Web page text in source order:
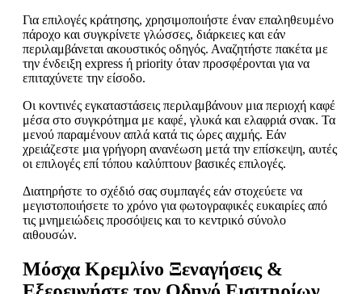
Για επιλογές κράτησης, χρησιμοποιήστε έναν επαληθευμένο
πάροχο και συγκρίνετε γλώσσες, διάρκειες και εάν
περιλαμβάνεται ακουστικός οδηγός. Αναζητήστε πακέτα με
την ένδειξη express ή priority όταν προσφέρονται για να
επιταχύνετε την είσοδο.
Οι κοντινές εγκαταστάσεις περιλαμβάνουν μια περιοχή καφέ
μέσα στο συγκρότημα με καφέ, γλυκά και ελαφριά σνακ. Τα
μενού παραμένουν απλά κατά τις ώρες αιχμής. Εάν
χρειάζεστε μια γρήγορη ανανέωση μετά την επίσκεψη, αυτές
οι επιλογές επί τόπου καλύπτουν βασικές επιλογές.
Διατηρήστε το σχέδιό σας συμπαγές εάν στοχεύετε να
μεγιστοποιήσετε το χρόνο για φωτογραφικές ευκαιρίες από
τις μνημειώδεις προσόψεις και το κεντρικό σύνολο
αιθουσών.
Μόσχα Κρεμλίνο Ξεναγήσεις &